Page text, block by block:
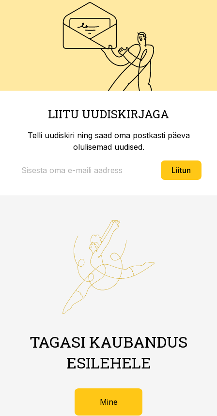
LIITU UUDISKIRJAGA
Telli uudiskiri ning saad oma postkasti päeva
olulisemad uudised.
Liitun
TAGASI KAUBANDUS
ESILEHELE
Mine